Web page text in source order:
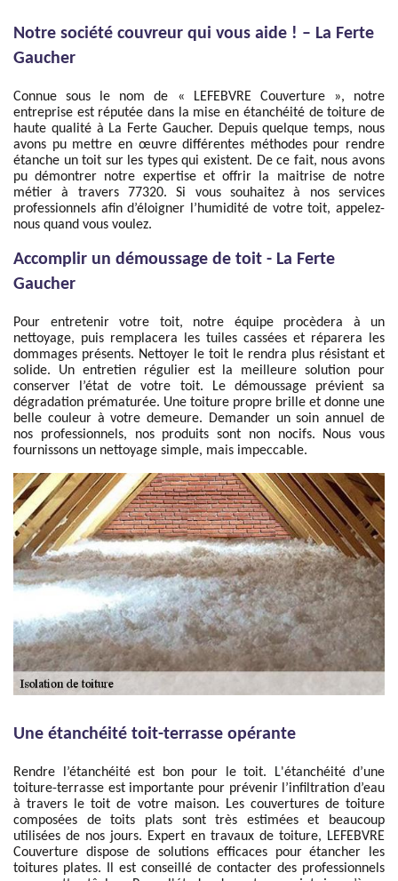
Notre société couvreur qui vous aide ! – La Ferte
Gaucher
Connue sous le nom de « LEFEBVRE Couverture », notre
entreprise est réputée dans la mise en étanchéité de toiture de
haute qualité à La Ferte Gaucher. Depuis quelque temps, nous
avons pu mettre en œuvre différentes méthodes pour rendre
étanche un toit sur les types qui existent. De ce fait, nous avons
pu démontrer notre expertise et offrir la maitrise de notre
métier à travers 77320. Si vous souhaitez à nos services
professionnels afin d’éloigner l’humidité de votre toit, appelez-
nous quand vous voulez.
Accomplir un démoussage de toit - La Ferte
Gaucher
Pour entretenir votre toit, notre équipe procèdera à un
nettoyage, puis remplacera les tuiles cassées et réparera les
dommages présents. Nettoyer le toit le rendra plus résistant et
solide. Un entretien régulier est la meilleure solution pour
conserver l’état de votre toit. Le démoussage prévient sa
dégradation prématurée. Une toiture propre brille et donne une
belle couleur à votre demeure. Demander un soin annuel de
nos professionnels, nos produits sont non nocifs. Nous vous
fournissons un nettoyage simple, mais impeccable.
Une étanchéité toit-terrasse opérante
Rendre l’étanchéité est bon pour le toit. L'étanchéité d’une
toiture-terrasse est importante pour prévenir l’infiltration d’eau
à travers le toit de votre maison. Les couvertures de toiture
composées de toits plats sont très estimées et beaucoup
utilisées de nos jours. Expert en travaux de toiture, LEFEBVRE
Couverture dispose de solutions efficaces pour étancher les
toitures plates. Il est conseillé de contacter des professionnels